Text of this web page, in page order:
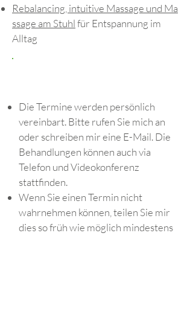
Rebalancing, intuitive Massage und Ma
ssage am Stuhlfür Entspannung im
Alltag
Die Termine werden persönlich
vereinbart. Bitte rufen Sie mich an
oder schreiben mir eine E-Mail. Die
Behandlungen können auch via
Telefon und Videokonferenz
stattfinden.
Wenn Sie einen Termin nicht
wahrnehmen können, teilen Sie mir
dies so früh wie möglich mindestens